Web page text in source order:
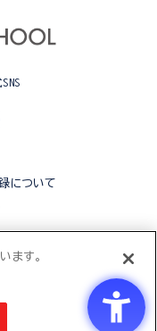
について
RESERVED
ます。